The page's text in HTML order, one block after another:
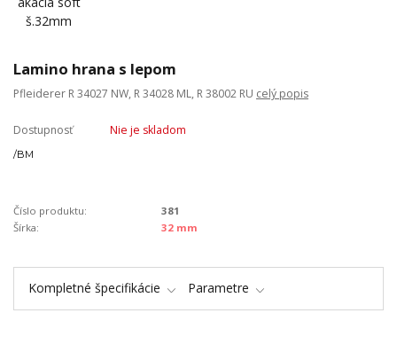
Lamino hrana s lepom
Pfleiderer R 34027 NW, R 34028 ML, R 38002 RU celý popis
Dostupnosť Nie je skladom
/BM
Číslo produktu:
381
Šírka:
32 mm
Kompletné špecifikácie Parametre